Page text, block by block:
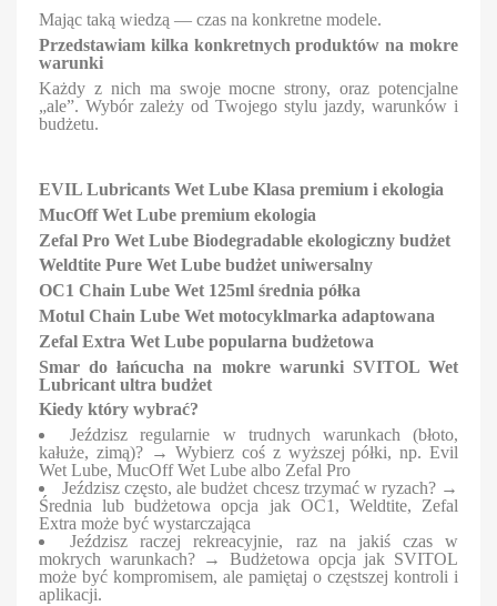
Mając taką wiedzą — czas na konkretne modele.
Przedstawiam kilka konkretnych produktów na mokre
warunki
Każdy z nich ma swoje mocne strony, oraz potencjalne
„ale”. Wybór zależy od Twojego stylu jazdy, warunków i
budżetu.
EVIL Lubricants Wet Lube Klasa premium i ekologia
MucOff Wet Lube premium ekologia
Zefal Pro Wet Lube Biodegradable ekologiczny budżet
Weldtite Pure Wet Lube budżet uniwersalny
OC1 Chain Lube Wet 125ml średnia półka
Motul Chain Lube Wet motocyklmarka adaptowana
Zefal Extra Wet Lube popularna budżetowa
Smar do łańcucha na mokre warunki SVITOL Wet
Lubricant ultra budżet
Kiedy który wybrać?
Jeździsz regularnie w trudnych warunkach (błoto,
kałuże, zimą)? → Wybierz coś z wyższej półki, np. Evil
Wet Lube, MucOff Wet Lube albo Zefal Pro
Jeździsz często, ale budżet chcesz trzymać w ryzach? →
Średnia lub budżetowa opcja jak OC1, Weldtite, Zefal
Extra może być wystarczająca
Jeździsz raczej rekreacyjnie, raz na jakiś czas w
mokrych warunkach? → Budżetowa opcja jak SVITOL
może być kompromisem, ale pamiętaj o częstszej kontroli i
aplikacji.